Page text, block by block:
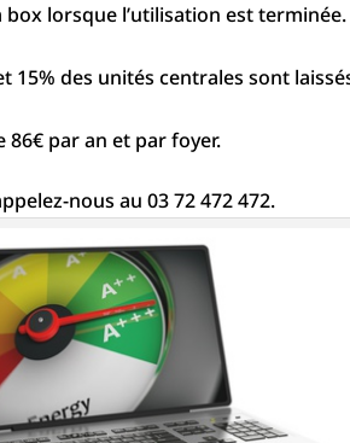
box lorsque l’utilisation est
15% des unités centrales sont
86€ par an et par foyer.
nous au 03 72 472 472.